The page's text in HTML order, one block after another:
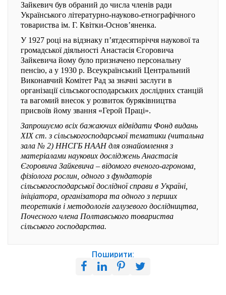
Зайкевич був обраний до числа членів ради
Українського літературно-науково-етнографічного
товариства ім. Г. Квітки-Основ’яненка.
У 1927 році на відзнаку п’ятдесятиріччя наукової та
громадської діяльності Анастасія Єгоровича
Зайкевича йому було призначено персональну
пенсію, а у 1930 р. Всеукраїнський Центральний
Виконавчий Комітет Рад за значні заслуги в
організації сільськогосподарських дослідних станцій
та вагомий внесок у розвиток буряківництва
присвоїв йому звання «Герой Праці».
Запрошуємо всіх бажаючих відвідати Фонд видань
XIX ст. з сільськогосподарської тематики (читальна
зала № 2) ННСГБ НААН для ознайомлення з
матеріалами наукових досліджень Анастасія
Єгоровича Зайкевича – відомого вченого-агронома,
фізіолога рослин, одного з фундаторів
сільськогосподарської дослідної справи в Україні,
ініціатора, організатора та одного з перших
теоретиків і методологів галузевого дослідництва,
Почесного члена Полтавського товариства
сільського господарства.
Поширити: